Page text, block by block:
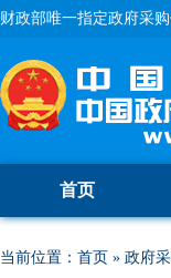
财政部唯一指定政府采
首页
当前位置： 首页 » 政府